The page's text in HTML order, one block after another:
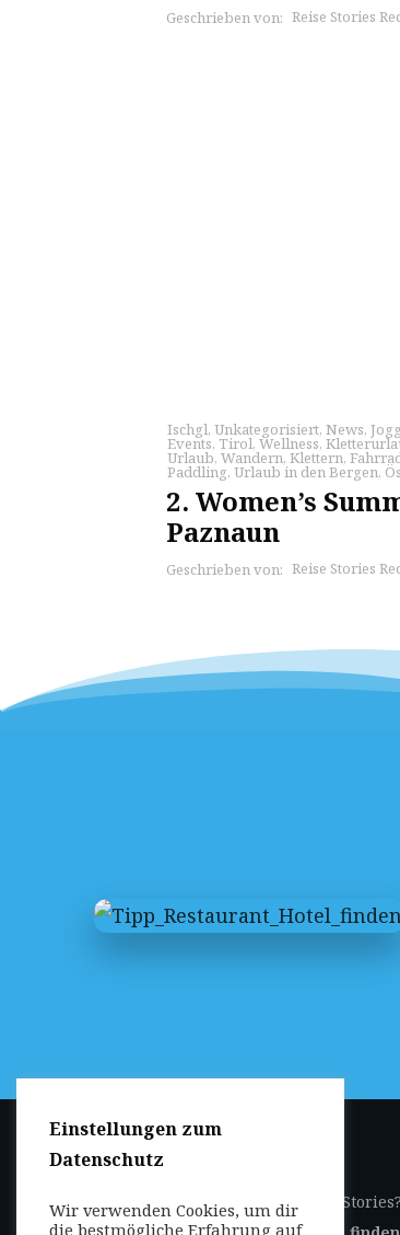
Geschrieben von: Reise Stories
Ischgl, Unkategorisiert, News,
Events, Tirol, Wellness,
Urlaub, Wandern, Klettern,
Paddling, Urlaub in den Bergen,
2. Women’s
Paznaun
Geschrieben von: Reise Stories
Ihr Geschäft auf Reise-Stories?
Einstellungen zum
Datenschutz
Wir verwenden Cookies, um dir
die bestmögliche Erfahrung auf